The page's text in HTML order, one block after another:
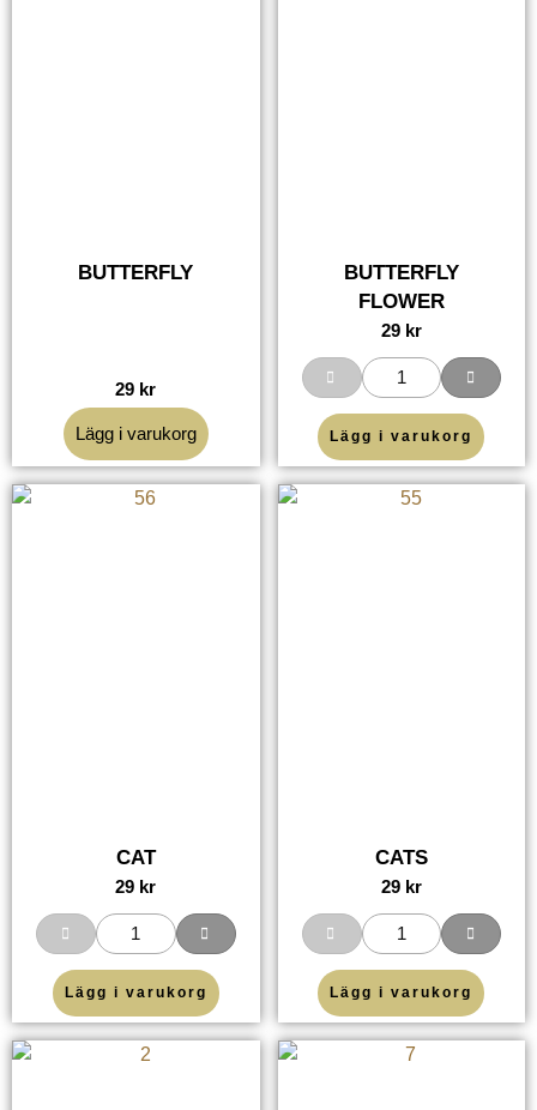
BUTTERFLY
29 kr
Lägg i varukorg
BUTTERFLY
FLOWER
29 kr
Lägg i varukorg
CAT
29 kr
Lägg i varukorg
CATS
29 kr
Lägg i varukorg